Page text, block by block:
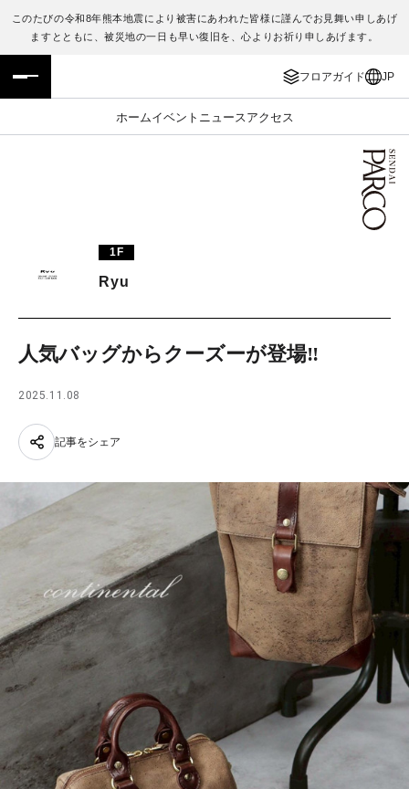
このたびの令和8年熊本地震により被害にあわれた皆様に謹んでお見舞い申しあげ
ますとともに、被災地の一日も早い復旧を、心よりお祈り申しあげます。
フロアガイド JP
ホームイベント ニュース アクセス
フロアガイド
施設案内・アクセス
TAX FREE
ENGLISH
繁体字
日本語
1F
Ryu
人気バッグからクーズーが登場‼
2025.11.08
記事をシェア